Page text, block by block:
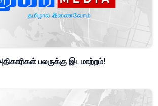
பலருக்கு இடமாற்றம்!